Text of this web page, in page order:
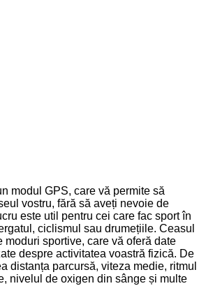
modul GPS, care vă permite să
vostru, fără să aveți nevoie de
este util pentru cei care fac sport în
ciclismul sau drumețiile. Ceasul
moduri sportive, care vă oferă date
despre activitatea voastră fizică. De
distanța parcursă, viteza medie, ritmul
nivelul de oxigen din sânge și multe